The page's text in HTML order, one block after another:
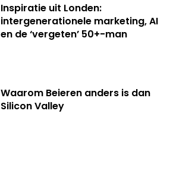
Inspiratie uit Londen:
intergenerationele marketing, AI
en de ‘vergeten’ 50+-man
Waarom Beieren anders is dan
Silicon Valley